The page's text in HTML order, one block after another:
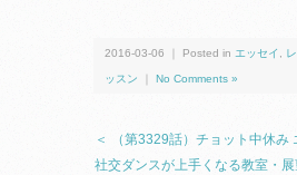
2016-03-06 ｜ Posted in エッセイ
ッスン No Comments »
＜ （第3329話）チョット中休
社交ダンスが上手くなる教室・